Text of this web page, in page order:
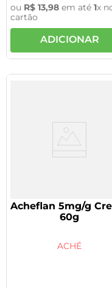
ou R$ 13,98 em até 1x
cartão
ADICIONAR
Acheflan 5mg/g
60g
ACHÉ